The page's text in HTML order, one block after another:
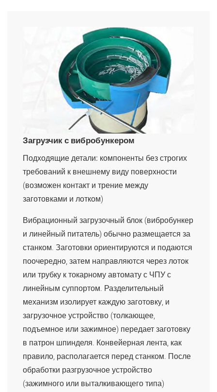
Загрузчик с вибробункером
Подходящие детали: компоненты без строгих
требований к внешнему виду поверхности
(возможен контакт и трение между
заготовками и лотком)
Вибрационный загрузочный блок (вибробункер
и линейный питатель) обычно размещается за
станком. Заготовки ориентируются и подаются
поочередно, затем направляются через лоток
или трубку к токарному автомату с ЧПУ с
линейным суппортом. Разделительный
механизм изолирует каждую заготовку, и
загрузочное устройство (толкающее,
подъемное или зажимное) передает заготовку
в патрон шпинделя. Конвейерная лента, как
правило, располагается перед станком. После
обработки разгрузочное устройство
(зажимного или выталкивающего типа)